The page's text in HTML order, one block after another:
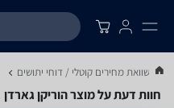
השוואת מחירים קוטלי / דוחי יתושים
חוות דעת על מוצר הוריקן גארדן